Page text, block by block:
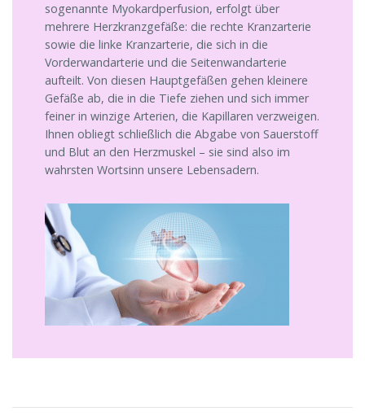
sogenannte Myokardperfusion, erfolgt über
mehrere Herzkranzgefäße: die rechte Kranzarterie
sowie die linke Kranzarterie, die sich in die
Vorderwandarterie und die Seitenwandarterie
aufteilt. Von diesen Hauptgefäßen gehen kleinere
Gefäße ab, die in die Tiefe ziehen und sich immer
feiner in winzige Arterien, die Kapillaren verzweigen.
Ihnen obliegt schließlich die Abgabe von Sauerstoff
und Blut an den Herzmuskel – sie sind also im
wahrsten Wortsinn unsere Lebensadern.